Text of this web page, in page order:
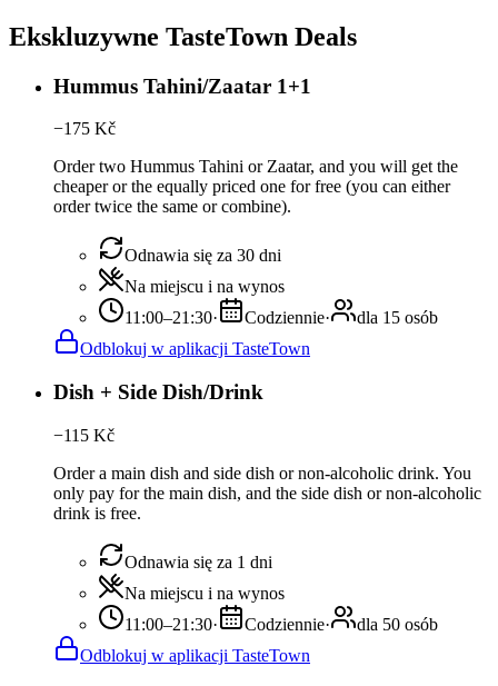
Ekskluzywne TasteTown Deals
Hummus Tahini/Zaatar 1+1
−175 Kč
Order two Hummus Tahini or Zaatar, and you will get the
cheaper or the equally priced one for free (you can either
order twice the same or combine).
Odnawia się za 30 dni
Na miejscu i na wynos
11:00–21:30· Codziennie·
dla 15 osób
Odblokuj w aplikacji TasteTown
Dish + Side Dish/Drink
−115 Kč
Order a main dish and side dish or non-alcoholic drink. You
only pay for the main dish, and the side dish or non-alcoholic
drink is free.
Odnawia się za 1 dni
Na miejscu i na wynos
11:00–21:30· Codziennie·
dla 50 osób
Odblokuj w aplikacji TasteTown